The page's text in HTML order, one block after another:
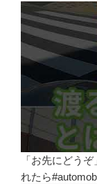
「お先にどう
れたら